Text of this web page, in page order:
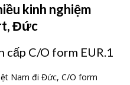
kinh nghiệm
Đức
C/O form EUR.1
Nam đi Đức, C/O form